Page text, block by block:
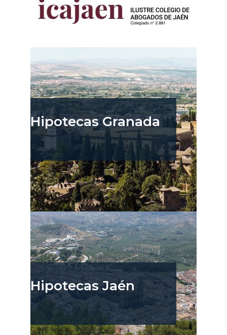
Hipotecas Granada
Hipotecas Jaén